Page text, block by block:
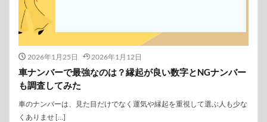
2026年1月25日 2026年1月12日
車ナンバーで最強なのは？縁起が良い数字とNGナンバー
も調査してみた
車のナンバーは、見た目だけでなく運気や縁起を重視して選ぶ人も少な
くありませ […]